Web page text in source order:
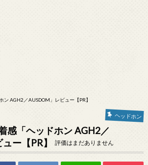
ン AGH2／AUSDOM」レビュー【PR】
ヘッドホン
感「ヘッドホン AGH2／
ー【PR】
評価はまだありません